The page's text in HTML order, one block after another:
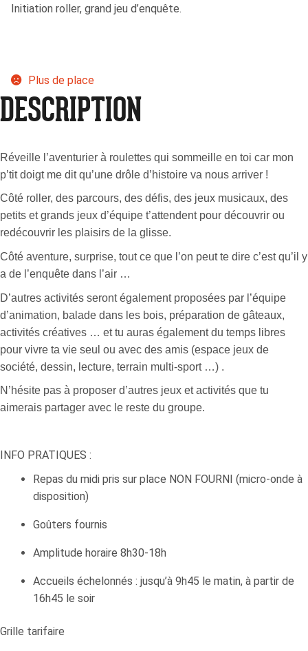
Initiation roller, grand jeu d’enquête.
Plus de place
DESCRIPTION
Réveille l’aventurier à roulettes qui sommeille en toi car mon
p’tit doigt me dit qu’une drôle d’histoire va nous arriver !
Côté roller, des parcours, des défis, des jeux musicaux, des
petits et grands jeux d’équipe t’attendent pour découvrir ou
redécouvrir les plaisirs de la glisse.
Côté aventure, surprise, tout ce que l’on peut te dire c’est qu’il y
a de l’enquête dans l’air …
D’autres activités seront également proposées par l’équipe
d’animation, balade dans les bois, préparation de gâteaux,
activités créatives … et tu auras également du temps libres
pour vivre ta vie seul ou avec des amis (espace jeux de
société, dessin, lecture, terrain multi-sport …) .
N’hésite pas à proposer d’autres jeux et activités que tu
aimerais partager avec le reste du groupe.
INFO PRATIQUES :
Repas du midi pris sur place NON FOURNI (micro-onde à
disposition)
Goûters fournis
Amplitude horaire 8h30-18h
Accueils échelonnés : jusqu’à 9h45 le matin, à partir de
16h45 le soir
Grille tarifaire